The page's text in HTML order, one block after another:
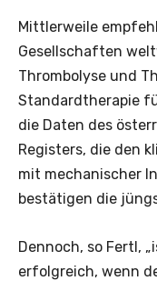
Mittlerweile
Gesellschaften
Thrombolyse und
Standardtherapie
die Daten des
Registers, die den
mit mechanischer
bestätigen die
Dennoch, so Fertl,
erfolgreich, wenn